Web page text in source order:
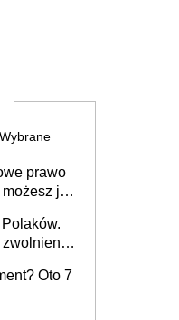
Wybrane
prawo
je
zwolnienia
Oto 7